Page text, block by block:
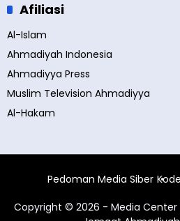
Afiliasi
Al-Islam
Ahmadiyah Indonesia
Ahmadiyya Press
Muslim Television Ahmadiyya
Al-Hakam
Pedoman Media Siber
Copyright © 2026 - Media Center